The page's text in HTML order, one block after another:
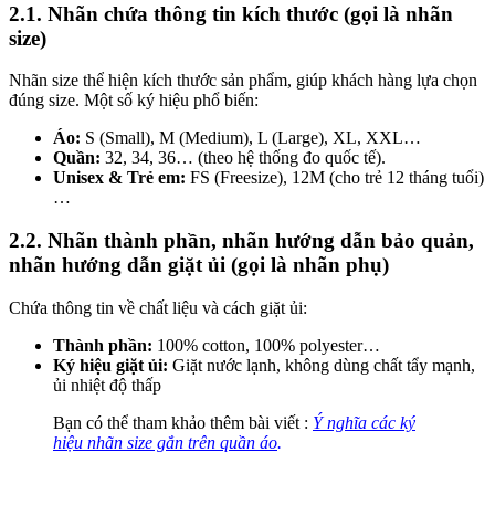
2.1. Nhãn chứa thông tin kích thước (gọi là nhãn
size)
Nhãn size thể hiện kích thước sản phẩm, giúp khách hàng lựa chọn
đúng size. Một số ký hiệu phổ biến:
Áo: S (Small), M (Medium), L (Large), XL, XXL…
Quần: 32, 34, 36… (theo hệ thống đo quốc tế).
Unisex & Trẻ em: FS (Freesize), 12M (cho trẻ 12 tháng tuổi)
…
2.2. Nhãn thành phần, nhãn hướng dẫn bảo quản,
nhãn hướng dẫn giặt ủi (gọi là nhãn phụ)
Chứa thông tin về chất liệu và cách giặt ủi:
Thành phần: 100% cotton, 100% polyester…
Ký hiệu giặt ủi: Giặt nước lạnh, không dùng chất tẩy mạnh,
ủi nhiệt độ thấp
Bạn có thể tham khảo thêm bài viết : Ýnghĩa các ký
hiệu nhãn size gắn trên quần áo.